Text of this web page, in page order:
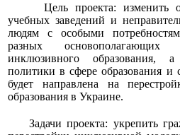
Цель проекта: изменить
учебных заведений и
людям с особыми
разных основополагающих
инклюзивного образования,
политики в сфере образования и
будет направлена на
образования в Украине.
Задачи проекта: укрепить